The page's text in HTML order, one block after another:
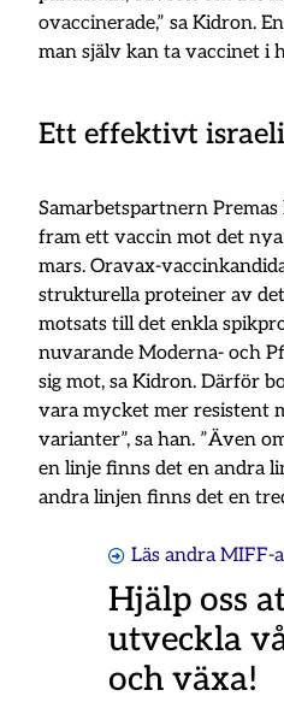
ovaccinerade,” sa Kidron.
man själv kan ta vaccinet i
Ett effektivt
Samarbetspartnern
fram ett vaccin mot det
mars. Oravax-
strukturella proteiner av
motsats till det enkla
nuvarande Moderna- och
sig mot, sa Kidron. Därför
vara mycket mer resistent
varianter”, sa han. ”Även
en linje finns det en andra
andra linjen finns det en
Läs andra MIFF-
Hjälp oss
utveckla
och växa!